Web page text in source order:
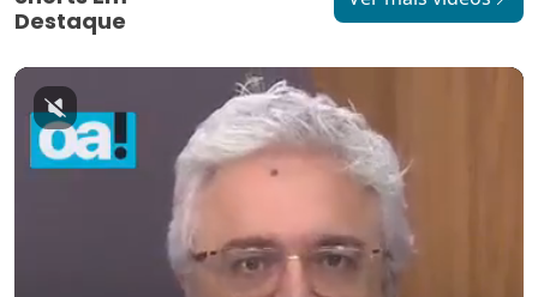
Destaque